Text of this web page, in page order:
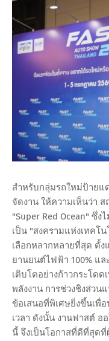
สำหรับกลุ่มรถใหม่ป้ายแ
จัดงาน ให้ความเห็นว่า
"Super Red Ocean" ซึ่
เป็น "สงครามแห่งเทคโ
เลือกหลากหลายที่สุด ตั้
ยานยนต์ไฟฟ้า 100% แล
เติบโตอย่างก้าวกระโด
พลังงาน การช่วงชิงส่วน
ข้อเสนอที่พิเศษยิ่งขึ้นเพื่
เวลา ดังนั้น งานฟาสต์ อ
นี้ จึงเป็นโอกาสที่ดีที่สุด